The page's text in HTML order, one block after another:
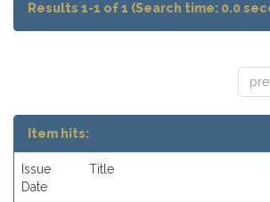
Results 1-1 of 1 (Search time: 0.0
Item hits:
Issue
Date
Title